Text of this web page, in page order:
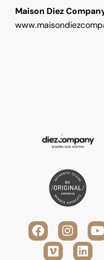
Maison Diez
F
a
c
I
n
s
Y
o
V
i
m
L
i
n